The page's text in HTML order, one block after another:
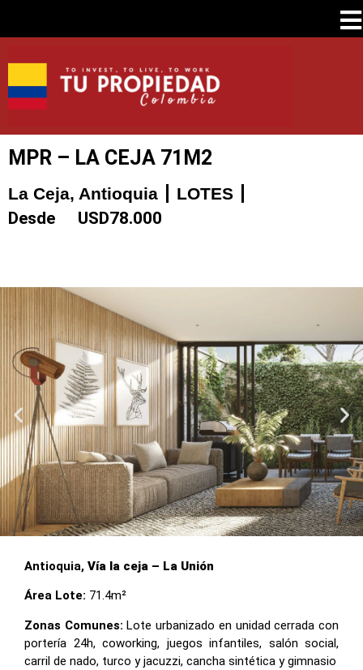
MPR – LA CEJA 71M2
La Ceja, Antioquia LOTES
Desde USD78.000
Antioquia, Vía la ceja – La Unión
Área Lote: 71.4m²
Zonas Comunes:Lote urbanizado en unidad cerrada con
portería 24h, coworking, juegos infantiles, salón social,
carril de nado, turco y jacuzzi, cancha sintética y gimnasio